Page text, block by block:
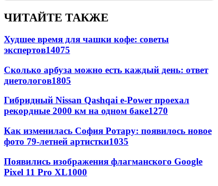
ЧИТАЙТЕ ТАКЖЕ
Худшее время для чашки кофе: советы
экспертов14075
Сколько арбуза можно есть каждый день: ответ
диетологов1805
Гибридный Nissan Qashqai e-Power проехал
рекордные 2000 км на одном баке1270
Как изменилась София Ротару: появилось новое
фото 79-летней артистки1035
Появились изображения флагманского Google
Pixel 11 Pro XL1000